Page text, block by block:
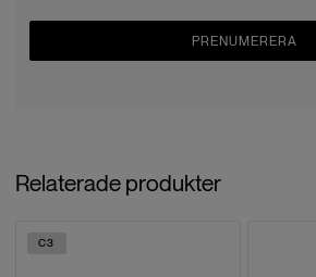
PRENUMERERA
Relaterade produkter
C3